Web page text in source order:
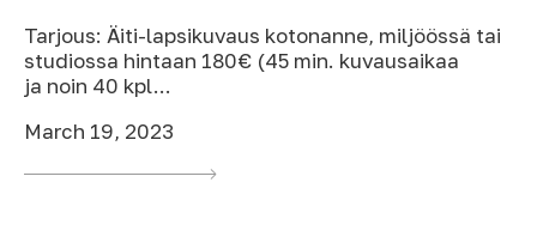
Tarjous: Äiti-lapsikuvaus kotonanne, miljöössä tai
studiossa hintaan 180€ (45 min. kuvausaikaa
ja noin 40 kpl...
March 19, 2023